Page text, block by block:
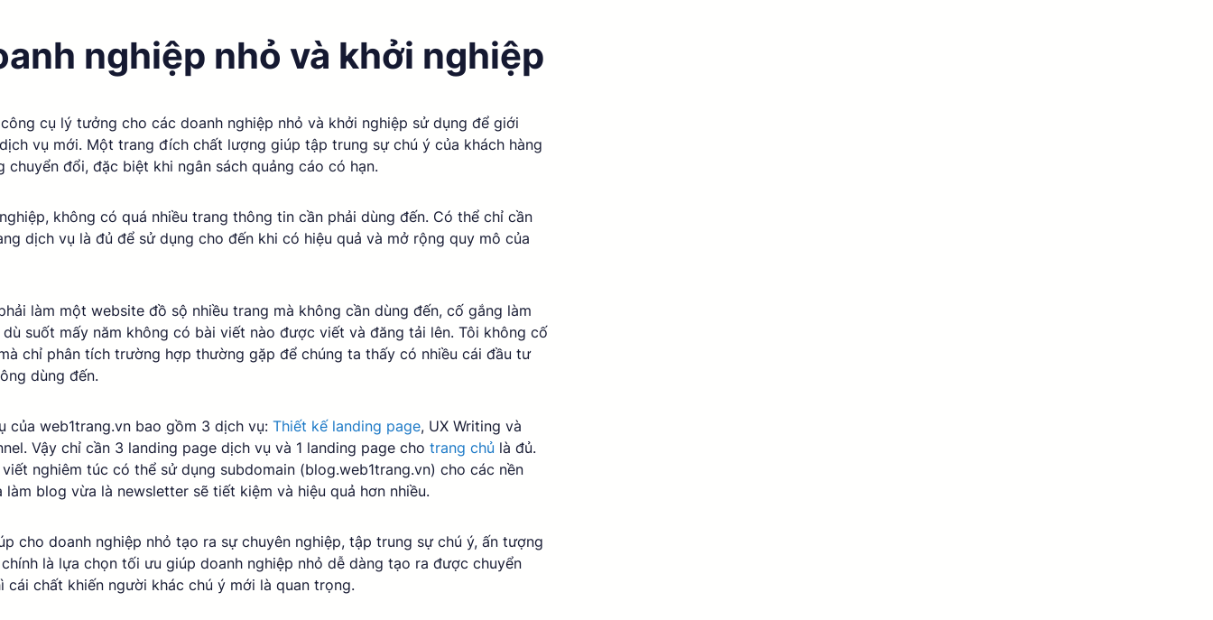
nghiệp nhỏ và khởi nghiệp
cụ lý tưởng cho các doanh nghiệp nhỏ và khởi nghiệp sử dụng để giới
vụ mới. Một trang đích chất lượng giúp tập trung sự chú ý của khách hàng
chuyển đổi, đặc biệt khi ngân sách quảng cáo có hạn.
không có quá nhiều trang thông tin cần phải dùng đến. Có thể chỉ cần
dịch vụ là đủ để sử dụng cho đến khi có hiệu quả và mở rộng quy mô của
làm một website đồ sộ nhiều trang mà không cần dùng đến, cố gắng làm
suốt mấy năm không có bài viết nào được viết và đăng tải lên. Tôi không cố
chỉ phân tích trường hợp thường gặp để chúng ta thấy có nhiều cái đầu tư
dùng đến.
của web1trang.vn bao gồm 3 dịch vụ: Thiết kế landing page, UX Writing và
Vậy chỉ cần 3 landing page dịch vụ và 1 landing page cho trang chủ là đủ.
nghiêm túc có thể sử dụng subdomain (blog.web1trang.vn) cho các nền
làm blog vừa là newsletter sẽ tiết kiệm và hiệu quả hơn nhiều.
cho doanh nghiệp nhỏ tạo ra sự chuyên nghiệp, tập trung sự chú ý, ấn tượng
là lựa chọn tối ưu giúp doanh nghiệp nhỏ dễ dàng tạo ra được chuyển
cái chất khiến người khác chú ý mới là quan trọng.